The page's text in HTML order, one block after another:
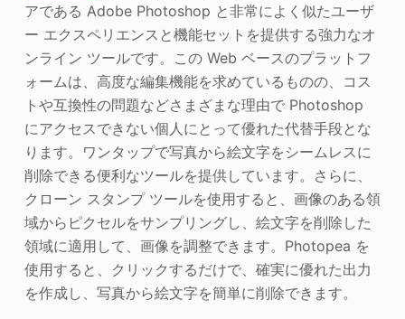
アである Adobe Photoshop と非常によく似たユーザ
ー エクスペリエンスと機能セットを提供する強力なオ
ンライン ツールです。この Web ベースのプラットフ
ォームは、高度な編集機能を求めているものの、コス
トや互換性の問題などさまざまな理由で Photoshop
にアクセスできない個人にとって優れた代替手段とな
ります。ワンタップで写真から絵文字をシームレスに
削除できる便利なツールを提供しています。さらに、
クローン スタンプ ツールを使用すると、画像のある領
域からピクセルをサンプリングし、絵文字を削除した
領域に適用して、画像を調整できます。Photopea を
使用すると、クリックするだけで、確実に優れた出力
を作成し、写真から絵文字を簡単に削除できます。